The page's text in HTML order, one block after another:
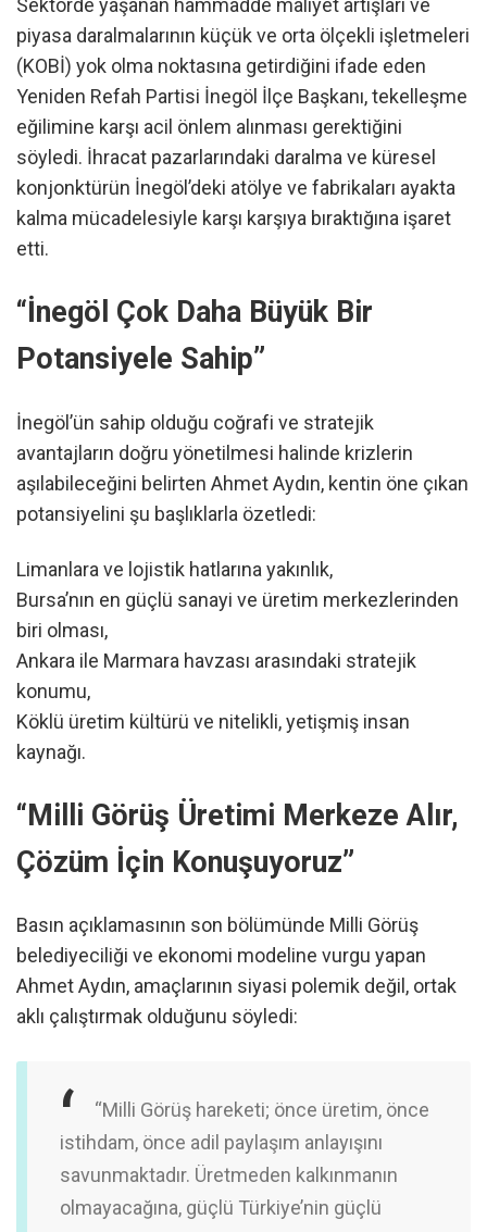
Sektörde yaşanan hammadde maliyet artışları ve
piyasa daralmalarının küçük ve orta ölçekli işletmeleri
(KOBİ) yok olma noktasına getirdiğini ifade eden
Yeniden Refah Partisi İnegöl İlçe Başkanı, tekelleşme
eğilimine karşı acil önlem alınması gerektiğini
söyledi. İhracat pazarlarındaki daralma ve küresel
konjonktürün İnegöl’deki atölye ve fabrikaları ayakta
kalma mücadelesiyle karşı karşıya bıraktığına işaret
etti.
“İnegöl Çok Daha Büyük Bir
Potansiyele Sahip”
İnegöl’ün sahip olduğu coğrafi ve stratejik
avantajların doğru yönetilmesi halinde krizlerin
aşılabileceğini belirten Ahmet Aydın, kentin öne çıkan
potansiyelini şu başlıklarla özetledi:
Limanlara ve lojistik hatlarına yakınlık,
Bursa’nın en güçlü sanayi ve üretim merkezlerinden
biri olması,
Ankara ile Marmara havzası arasındaki stratejik
konumu,
Köklü üretim kültürü ve nitelikli, yetişmiş insan
kaynağı.
“Milli Görüş Üretimi Merkeze Alır,
Çözüm İçin Konuşuyoruz”
Basın açıklamasının son bölümünde Milli Görüş
belediyeciliği ve ekonomi modeline vurgu yapan
Ahmet Aydın, amaçlarının siyasi polemik değil, ortak
aklı çalıştırmak olduğunu söyledi:
“Milli Görüş hareketi; önce üretim, önce
istihdam, önce adil paylaşım anlayışını
savunmaktadır. Üretmeden kalkınmanın
olmayacağına, güçlü Türkiye’nin güçlü